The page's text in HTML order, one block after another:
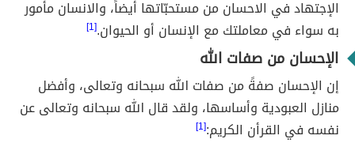
الإجتهاد في الاحسان من مستحبّاتها أيضاً، والانسان مأمور
به سواء في معاملتك مع الإنسان أو الحيوان.[1]
الإحسان من صفات الله
إن الإحسان صفةً من صفات الله سبحانه وتعالى، وأفضل
منازل العبودية وأساسها، ولقد قال الله سبحانه وتعالى عن
نفسه في القرأن الكريم:[1]